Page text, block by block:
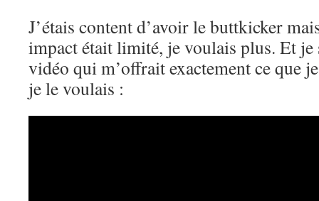
J’étais content d’avoir le buttkicker
impact était limité, je voulais plus. Et je
vidéo qui m’offrait exactement ce que
je le voulais :